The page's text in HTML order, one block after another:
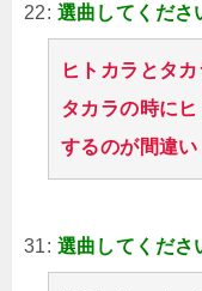
22: 選曲してくださ
ヒトカラとタ
タカラの時に
するのが間違い
31: 選曲してくださ